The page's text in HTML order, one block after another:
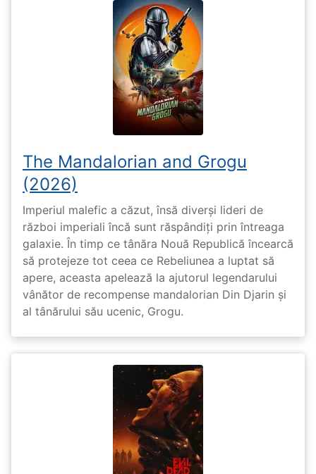
The Mandalorian and Grogu
(2026)
Imperiul malefic a căzut, însă diverși lideri de
război imperiali încă sunt răspândiți prin întreaga
galaxie. În timp ce tânăra Nouă Republică încearcă
să protejeze tot ceea ce Rebeliunea a luptat să
apere, aceasta apelează la ajutorul legendarului
vânător de recompense mandalorian Din Djarin și
al tânărului său ucenic, Grogu.